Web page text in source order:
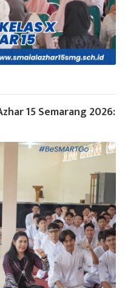
15 Semarang 2026: